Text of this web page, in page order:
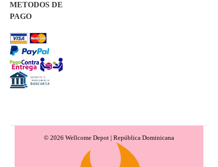
METODOS DE
PAGO
© 2026 Wellcome Depot | República Dominicana